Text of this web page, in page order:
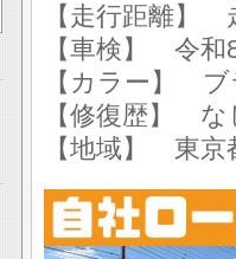
【走行距離】
【車検】 令和
【カラー】
【修復歴】 な
【地域】 東京